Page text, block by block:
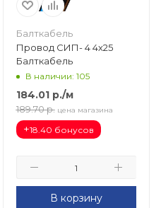
Балткабель
Провод СИП- 4 4х25
Балткабель
В наличии: 105
184.01р./м
189.70 р. цена магазина
+18.40 бонусов
В корзину